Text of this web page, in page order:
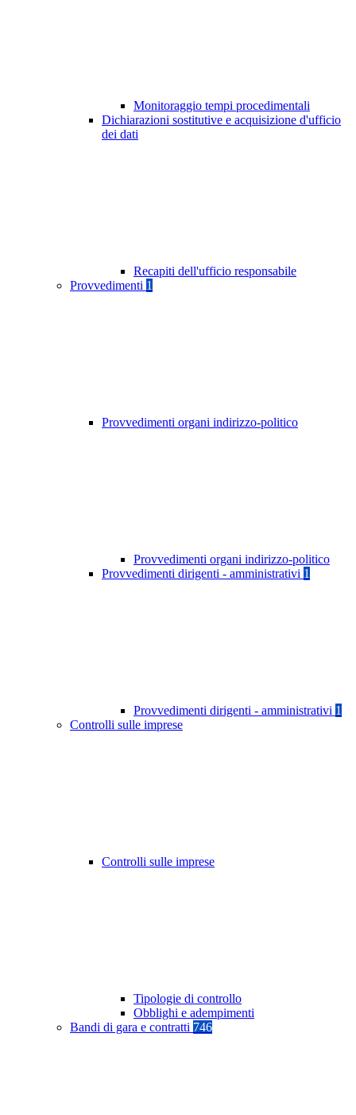
Monitoraggio tempi procedimentali
Dichiarazioni sostitutive e acquisizione d'ufficio
dei dati
Recapiti dell'ufficio responsabile
Provvedimenti 1
Provvedimenti organi indirizzo-politico
Provvedimenti organi indirizzo-politico
Provvedimenti dirigenti - amministrativi 1
Provvedimenti dirigenti - amministrativi 1
Controlli sulle imprese
Controlli sulle imprese
Tipologie di controllo
Obblighi e adempimenti
Bandi di gara e contratti 746